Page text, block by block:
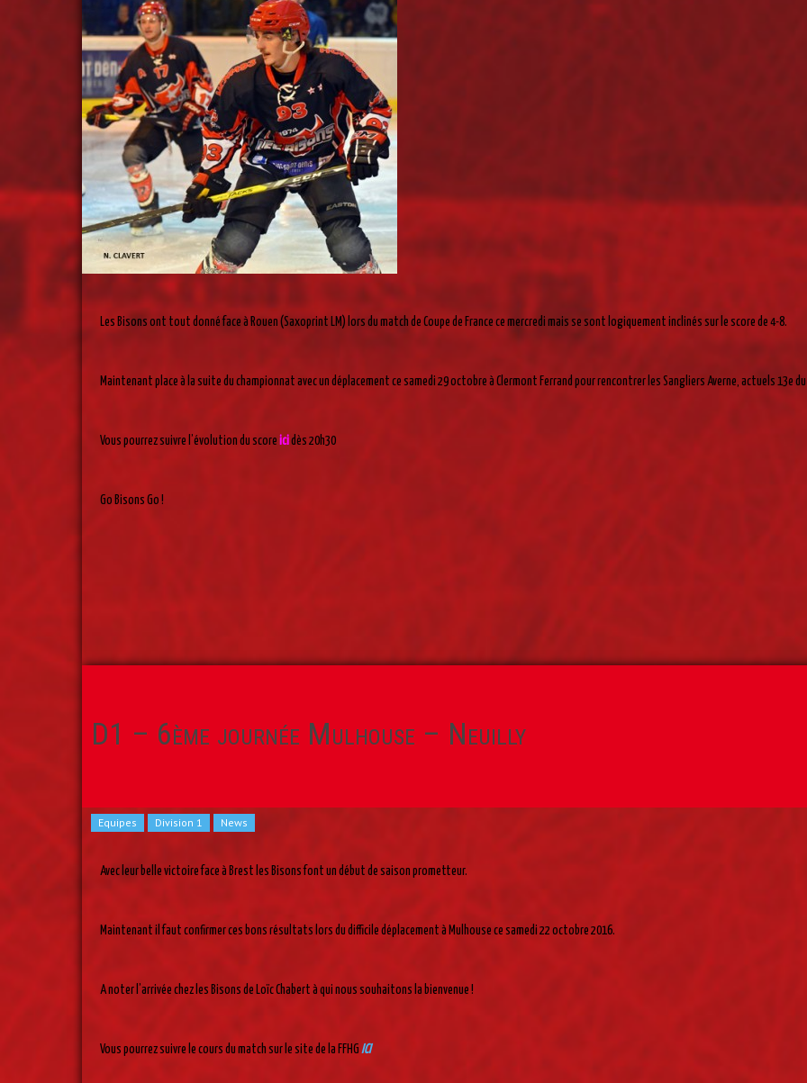
Les Bisons ont tout donné face à Rouen (Saxoprint LM) lors du match de Coupe de France ce mercredi mais se sont logiquement inclinés sur le score de 4-8.
Maintenant place à la suite du championnat avec un déplacement ce samedi 29 octobre à Clermont Ferrand pour rencontrer les Sangliers Averne, actuels 13e
Vous pourrez suivre l’évolution du score icidès 20h30
Go Bisons Go !
D1 – 6ème journée Mulhouse – Neuilly
Equipes Division 1 News
Avec leur belle victoire face à Brest les Bisons font un début de saison prometteur.
Maintenant il faut confirmer ces bons résultats lors du difficile déplacement à Mulhouse ce samedi 22 octobre 2016.
A noter l’arrivée chez les Bisons de Loïc Chabert à qui nous souhaitons la bienvenue !
Vous pourrez suivre le cours du match sur le site de la FFHG ICI